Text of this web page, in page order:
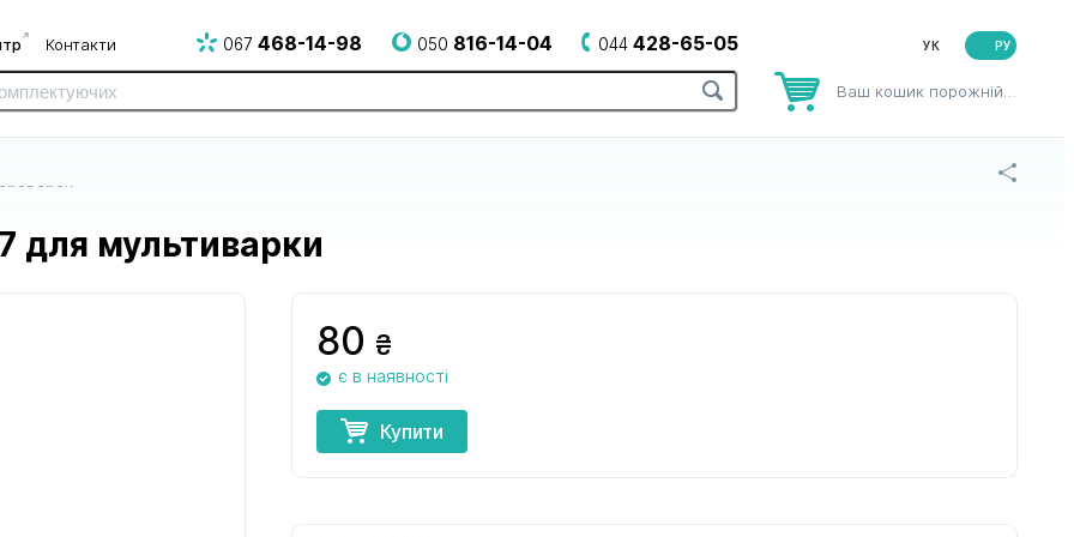
до електрогрилів
і аерогрилів
Контакти РУ
067 468-14-98 050 816-14-04 044 428-65-05
Ваш кошик порожній…
для мультиварки
80 ₴
є в наявності
Купити